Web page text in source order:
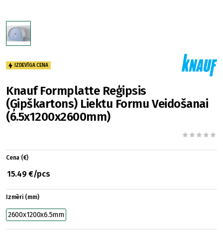
IZDEVĪGA CENA
Knauf Formplatte Reģipsis
(Ģipškartons) Liektu Formu Veidošanai
(6.5x1200x2600mm)
Cena (€)
15.49 €/pcs
Izmēri (mm)
2600x1200x6.5mm